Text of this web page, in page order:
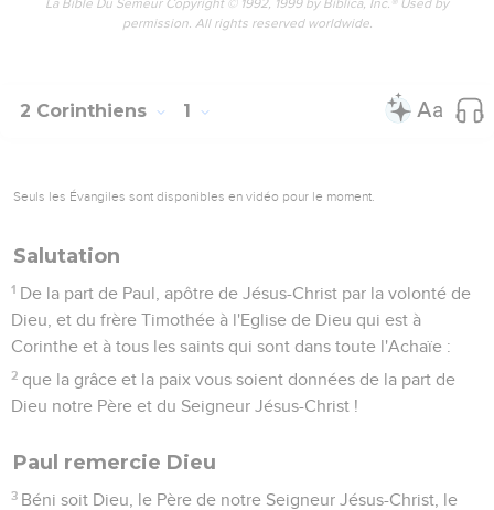
La Bible Du Semeur Copyright © 1992, 1999 by Biblica, Inc.® Used by
permission. All rights reserved worldwide.
2 Corinthiens 1
Seuls les Évangiles sont disponibles en vidéo pour le moment.
Salutation
1 De la part de Paul, apôtre de Jésus-Christ par la volonté de
Dieu, et du frère Timothée à l'Eglise de Dieu qui est à
Corinthe et à tous les saints qui sont dans toute l'Achaïe :
2 que la grâce et la paix vous soient données de la part de
Dieu notre Père et du Seigneur Jésus-Christ !
Paul remercie Dieu
3 Béni soit Dieu, le Père de notre Seigneur Jésus-Christ, le